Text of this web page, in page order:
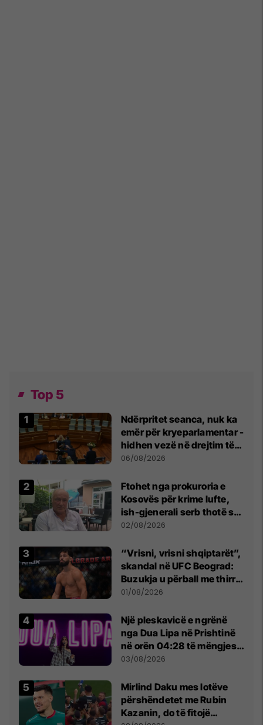
Top 5
Ndërpritet seanca, nuk ka
emër për kryeparlamentar -
hidhen vezë në drejtim të
Kurtit
06/08/2026
Ftohet nga prokuroria e
Kosovës për krime lufte,
ish-gjenerali serb thotë se
dikush e tradhtoi në
02/08/2026
“Vrisni, vrisni shqiptarët”,
skandal në UFC Beograd:
Buzukja u përball me thirrje
anti-shqiptare nga
01/08/2026
Një pleskavicë e ngrënë
nga Dua Lipa në Prishtinë
në orën 04:28 të mëngjesit
- dhe bota digjitale serbe
03/08/2026
Mirlind Daku mes lotëve
përshëndetet me Rubin
Kazanin, do të fitojë